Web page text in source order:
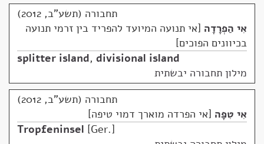
תחבורה (תשע"ב, 2012)
אִי הַפְרָדָה אי תנועה המיועד להפריד בין זרמי תנועה
בכיוונים הפוכים
splitter island, divisional island
מילון תחבורה יבשתית
תחבורה (תשע"ב, 2012)
אִי טִפָּה אי הפרדה מוארך דמוי טיפה
Tropfeninsel Ger.